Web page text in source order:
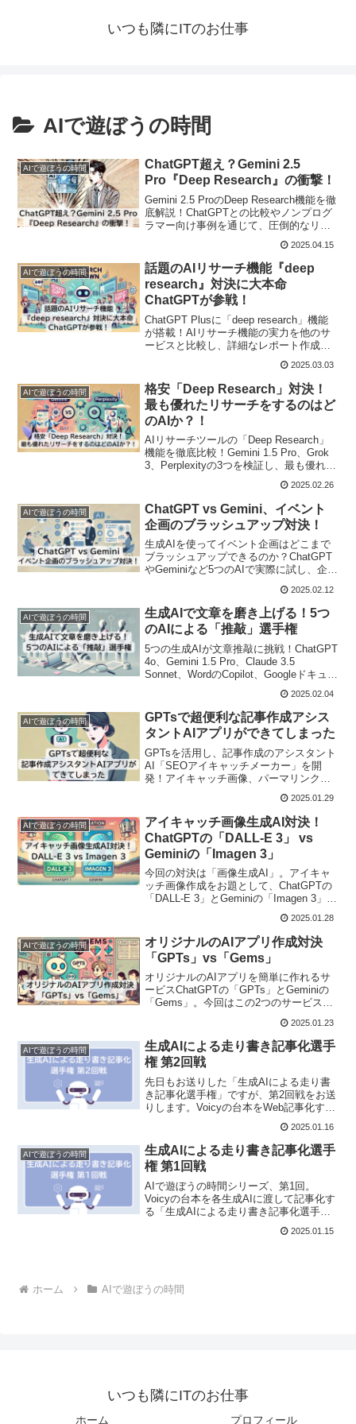
いつも隣にITのお仕事
AIで遊ぼうの時間
AIで遊ぼうの時間
ChatGPT超え？Gemini 2.5
Pro『Deep Research』の衝撃！
Gemini 2.5 ProのDeep Research機能を徹
底解説！ChatGPTとの比較やノンプログ
ラマー向け事例を通じて、圧倒的なリサ
2025.04.15
AIで遊ぼうの時間
話題のAIリサーチ機能『deep
research』対決に大本命
ChatGPTが参戦！
ChatGPT Plusに「deep research」機能
が搭載！AIリサーチ機能の実力を他のサ
ービスと比較し、詳細なレポート作成を
2025.03.03
AIで遊ぼうの時間
格安「Deep Research」対決！
最も優れたリサーチをするのはど
のAIか？！
AIリサーチツールの「Deep Research」
機能を徹底比較！Gemini 1.5 Pro、Grok
3、Perplexityの3つを検証し、最も優れた
リサーチAIを明らかにします。どのAIが
2025.02.26
AIで遊ぼうの時間
ChatGPT vs Gemini、イベント
企画のブラッシュアップ対決！
生成AIを使ってイベント企画はどこまで
ブラッシュアップできるのか？ChatGPT
やGeminiなど5つのAIで実際に試し、企画
用でイベント成功の鍵を探ります。2025.02.12
AIで遊ぼうの時間
生成AIで文章を磨き上げる！5つ
のAIによる「推敲」選手権
5つの生成AIが文章推敲に挑戦！ChatGPT
4o、Gemini 1.5 Pro、Claude 3.5
Sonnet、WordのCopilot、Googleドキュメ
AIを決定。AI活用で文章力を向上させよ
う！
2025.02.04
AIで遊ぼうの時間
GPTsで超便利な記事作成アシス
タントAIアプリができてしまった
GPTsを活用し、記事作成のアシスタント
AI「SEOアイキャッチメーカー」を開
発！アイキャッチ画像、パーマリンク、
化を実現。GPTsの活用方法を詳しく解説
します。
2025.01.29
AIで遊ぼうの時間
アイキャッチ画像生成AI対決！
ChatGPTの「DALL-E 3」 vs
Geminiの「Imagen 3」
今回の対決は「画像生成AI」。アイキャ
ッチ画像作成をお題として、ChatGPTの
「DALL-E 3」とGeminiの「Imagen 3」を
2025.01.28
AIで遊ぼうの時間
オリジナルのAIアプリ作成対決
「GPTs」vs「Gems」
オリジナルのAIアプリを簡単に作れるサ
ービスChatGPTの「GPTs」とGeminiの
「Gems」。今回はこの2つのサービスを
みました。糸島弁でこたえるAIアプリを
両方のサービスで作成し、使い勝手など
を比較してみました。
2025.01.23
AIで遊ぼうの時間
生成AIによる走り書き記事化選手
権 第2回戦
先日もお送りした「生成AIによる走り書
き記事化選手権」ですが、第2回戦をお送
りします。Voicyの台本をWeb記事化する
検証します。勝者は、どのAIになったの
でしょうか？
2025.01.16
AIで遊ぼうの時間
生成AIによる走り書き記事化選手
権 第1回戦
AIで遊ぼうの時間シリーズ、第1回。
Voicyの台本を各生成AIに渡して記事化す
る「生成AIによる走り書き記事化選手
2025.01.15
ホーム AIで遊ぼうの時間
いつも隣にITのお仕事
ホーム プロフィール